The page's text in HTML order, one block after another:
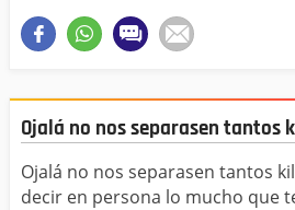
Ojalá no nos separasen tantos
Ojalá no nos separasen tantos
decir en persona lo mucho que